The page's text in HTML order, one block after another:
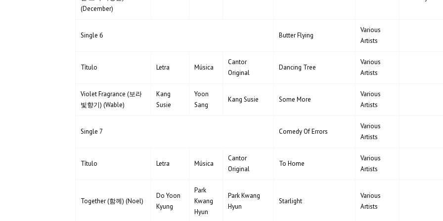
(December)
Single 6 Butter Flying
Various
Artists
Título Letra Música
Cantor
Original
Dancing Tree
Various
Artists
Violet Fragrance (보라
빛향기) (Wable)
Kang
Susie
Yoon
Sang
Kang Susie Some More
Various
Artists
Single 7 Comedy Of Errors
Various
Artists
Título Letra Música
Cantor
Original
To Home
Various
Artists
Together (함께) (Noel)
Do Yoon
Kyung
Park
Kwang
Hyun
Park Kwang
Hyun
Starlight
Various
Artists